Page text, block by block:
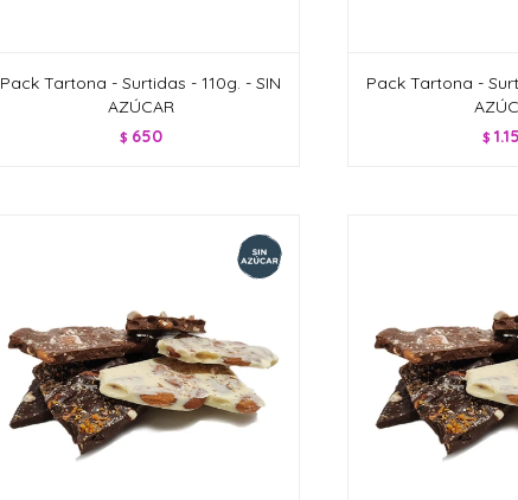
Pack Tartona - Surtidas - 110g. - SIN
AZÚCAR
$ 650
Pack Tartona -
$